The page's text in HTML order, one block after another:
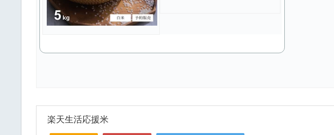
楽天生活応援米